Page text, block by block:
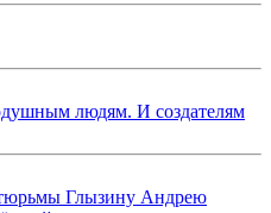
людям. И создателям
Глызину Андрею